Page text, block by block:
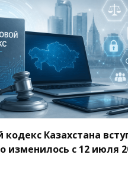
Казахстана
изменилось с 12 июля